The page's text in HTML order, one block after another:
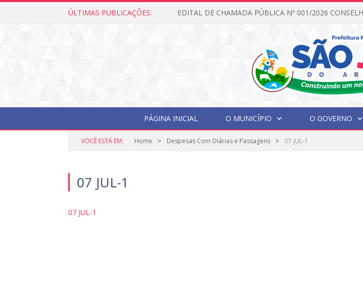
ÚLTIMAS PUBLICAÇÕES: Edital de Chamada Pública N°001/2026 Conselho CMAS
PÁGINA INICIAL O MUNICÍPIO O GOVERNO
VOCÊ ESTÁ EM: Home » Despesas Com Diárias e Passagens » 07 JUL-1
07 JUL-1
07 JUL-1